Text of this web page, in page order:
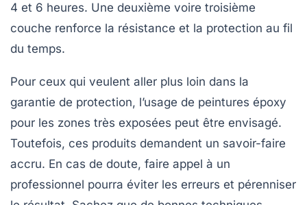
4 et 6 heures. Une deuxième voire troisième
couche renforce la résistance et la protection au fil
du temps.
Pour ceux qui veulent aller plus loin dans la
garantie de protection, l’usage de peintures époxy
pour les zones très exposées peut être envisagé.
Toutefois, ces produits demandent un savoir-faire
accru. En cas de doute, faire appel à un
professionnel pourra éviter les erreurs et pérenniser